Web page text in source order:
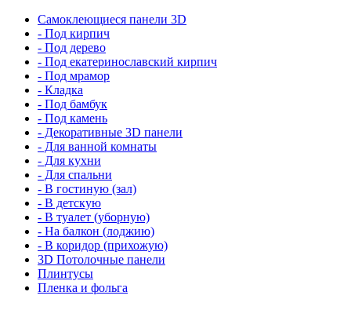
Самоклеющиеся панели 3D
- Под кирпич
- Под дерево
- Под екатеринославский кирпич
- Под мрамор
- Кладка
- Под бамбук
- Под камень
- Декоративные 3D панели
- Для ванной комнаты
- Для кухни
- Для спальни
- В гостиную (зал)
- В детскую
- В туалет (уборную)
- На балкон (лоджию)
- В коридор (прихожую)
3D Потолочные панели
Плинтусы
Пленка и фольга